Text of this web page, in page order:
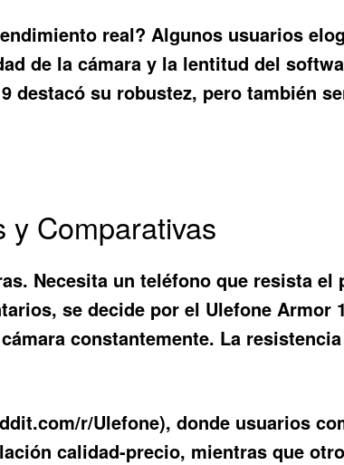
real? Algunos usuarios
de la cámara y la lentitud del
destacó su robustez, pero también
y Comparativas
Necesita un teléfono que resista
, se decide por el Ulefone Armor
constantemente. La
r/Ulefone), donde usuarios
calidad-precio, mientras que